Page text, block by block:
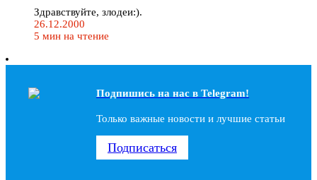
Здравствуйте, злодеи:).
26.12.2000
5 мин на чтение
Подпишись на наc в Telegram!
Только важные новости и лучшие статьи
Подписаться